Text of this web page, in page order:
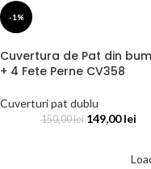
-1%
Cuvertura de Pat din
+ 4 Fete Perne CV358
Cuverturi pat dublu
150,00lei 149,00lei